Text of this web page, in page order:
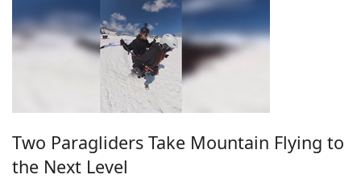
Two Paragliders Take Mountain Flying to
the Next Level